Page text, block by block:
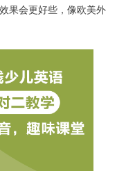
果会更好些，像欧美外